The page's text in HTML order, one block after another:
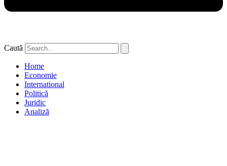
Caută
Home
Economie
International
Politică
Juridic
Analiză